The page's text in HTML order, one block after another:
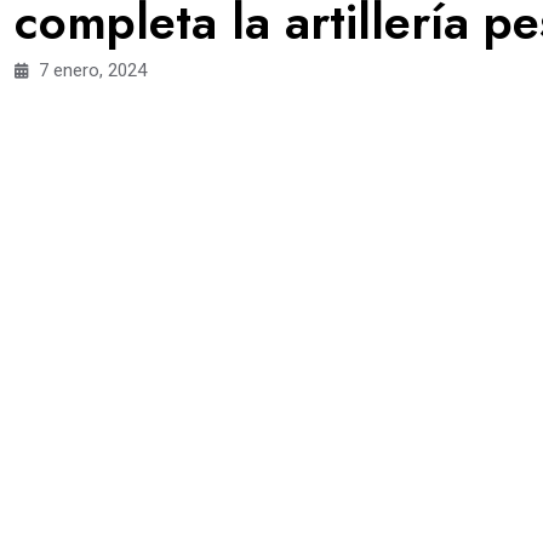
completa la artillería
7 enero, 2024